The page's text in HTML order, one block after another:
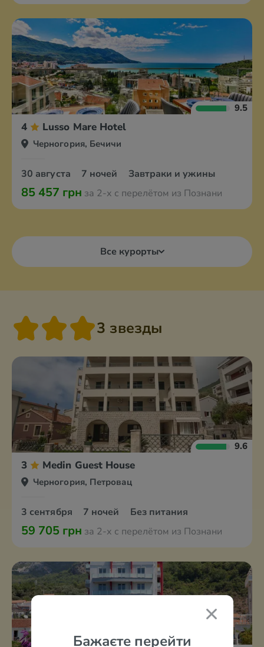
Бажаєте перейти
9.5
4 Lusso Mare Hotel
Черногория, Бечичи
30 августа 7 ночей Завтраки и ужины
85 457 грн за 2-х с перелётом из Познани
Все курорты
3 звезды
9.6
3 Medin Guest House
Черногория, Петровац
3 сентября 7 ночей Без питания
59 705 грн за 2-х с перелётом из Познани